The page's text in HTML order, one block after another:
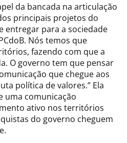
da bancada na articulação
principais projetos do
entregar para a sociedade
Nós temos que
fazendo com que a
O governo tem que pensar
que chegue aos
política de valores.” Ela
uma comunicação
ativo nos territórios
do governo cheguem